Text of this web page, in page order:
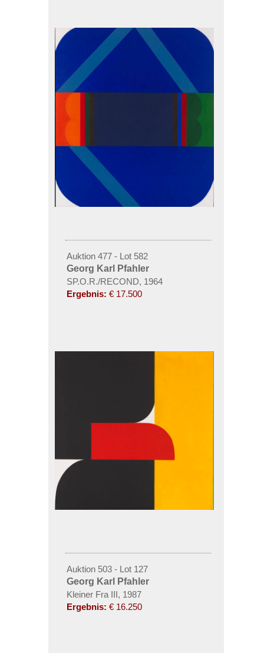
Auktion 477 - Lot 582
Georg Karl Pfahler
SP.O.R./RECOND, 1964
Ergebnis: € 17.500
Auktion 503 - Lot 127
Georg Karl Pfahler
Kleiner Fra III, 1987
Ergebnis: € 16.250